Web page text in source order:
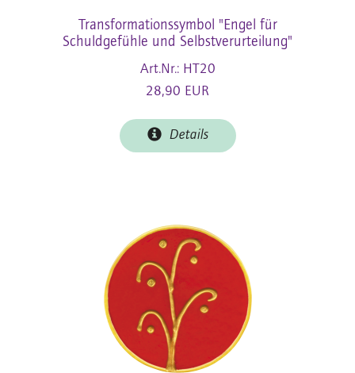
Transformationssymbol "Engel für
Schuldgefühle und Selbstverurteilung"
Art.Nr.: HT20
28,90 EUR
Details